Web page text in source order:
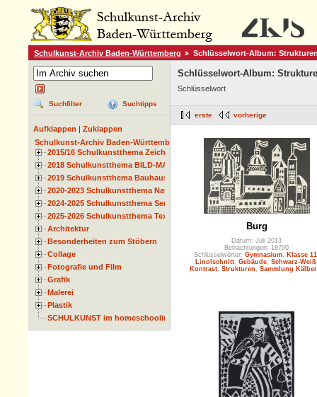
Schulkunst-Archiv Baden-Württemberg Schlüsselwort-Album:
Suchfilter Suchtipps
Aufklappen
Zuklappen
Schulkunst-Archiv Baden-Württemberg
2015/16 Schulkunstthema Zeichnen
2018 Schulkunstthema BILD-MATERIAL-OBJEKT
2019 Schulkunstthema Bauhaus
2020-2023 Schulkunstthema Natur und Zeit
2024-2025 Schulkunstthema Serie
2025-2026 Schulkunstthema Textil
Architektur
Besonderheiten zum Stöbern
Collage
Fotografie und Film
Grafik
Malerei
Plastik
SCHULKUNST im homeschooling
Schlüsselwort-Album:
Schlüsselwort
erste vorherige
Burg
Datum: Juli 2013
Betrachtungen: 18700
Schlüsselwörter: Gymnasium
Klasse 11
Linolschnitt, Gebäude, Schwarz-
Kontrast Strukturen Sammlung